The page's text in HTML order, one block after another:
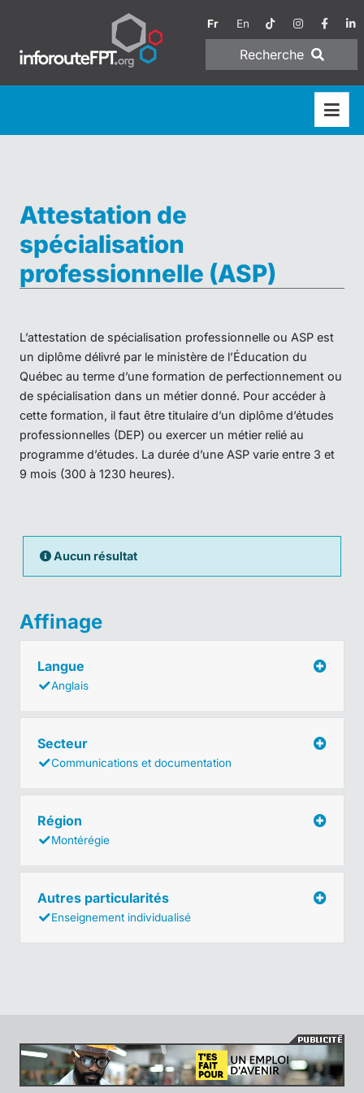
Fr En
Recherche
Attestation de
spécialisation
professionnelle (ASP)
L’attestation de spécialisation professionnelle ou ASP est
un diplôme délivré par le ministère de l’Éducation du
Québec au terme d’une formation de perfectionnement ou
de spécialisation dans un métier donné. Pour accéder à
cette formation, il faut être titulaire d’un diplôme d’études
professionnelles (DEP) ou exercer un métier relié au
programme d’études. La durée d’une ASP varie entre 3 et
9 mois (300 à 1230 heures).
Aucun résultat
Affinage
Langue
Anglais
Secteur
Communications et documentation
Région
Montérégie
Autres particularités
Enseignement individualisé